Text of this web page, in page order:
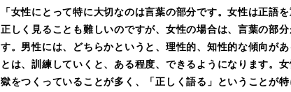
「女性にとって特に大切なのは言葉の部分です。女性は正語
正しく見ることも難しいのですが、女性の場合は、言葉の部
す。男性には、どちらかというと、理性的、知性的な傾向が
とは、訓練していくと、ある程度、できるようになります。
獄をつくっていることが多く、「正しく語る」ということが